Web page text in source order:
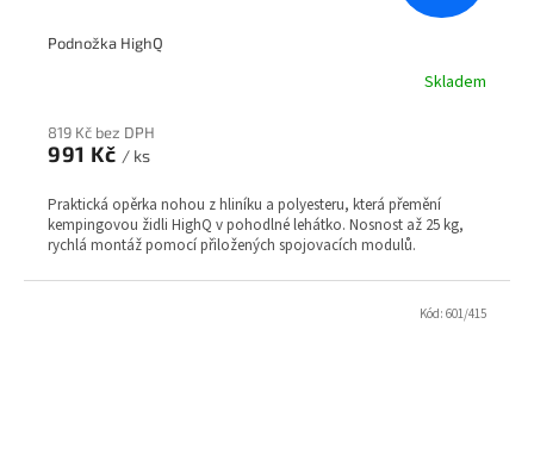
Podnožka HighQ
Skladem
819 Kč bez DPH
991 Kč / ks
Praktická opěrka nohou z hliníku a polyesteru, která přemění
kempingovou židli HighQ v pohodlné lehátko. Nosnost až 25 kg,
rychlá montáž pomocí přiložených spojovacích modulů.
Kód: 601/415